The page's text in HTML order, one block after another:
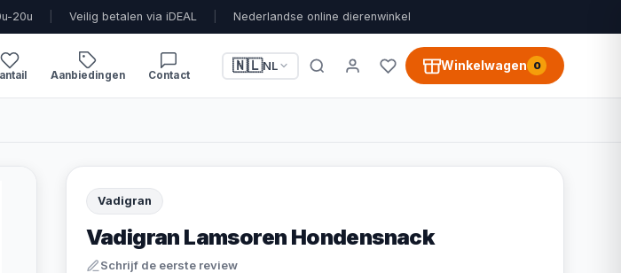
20u Veilig betalen via iDEAL Nederlandse online dierenwinkel
Aanbiedingen Contact
🇳🇱NL Winkelwagen 0
Vadigran
Vadigran Lamsoren Hondensnack
Schrijf de eerste review